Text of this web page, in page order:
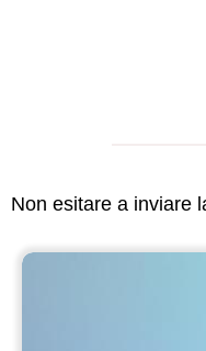
Non esitare a inviare